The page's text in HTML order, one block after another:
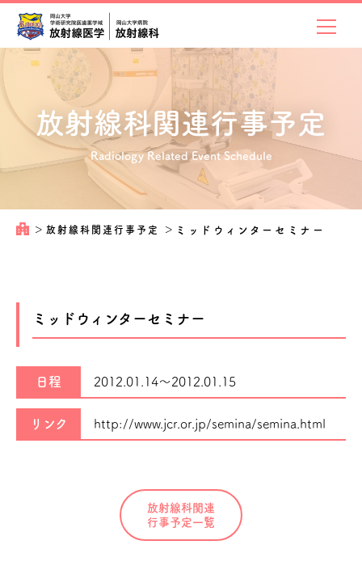
放射線科関連行事予定
Radiology Related Event Schedule
＞ 放射線科関連行事予定 ＞ ミッドウィンターセミナー
ミッドウィンターセミナー
日程 2012.01.14～2012.01.15
リンク http://www.jcr.or.jp/semina/semina.html
放射線科関連
行事予定一覧